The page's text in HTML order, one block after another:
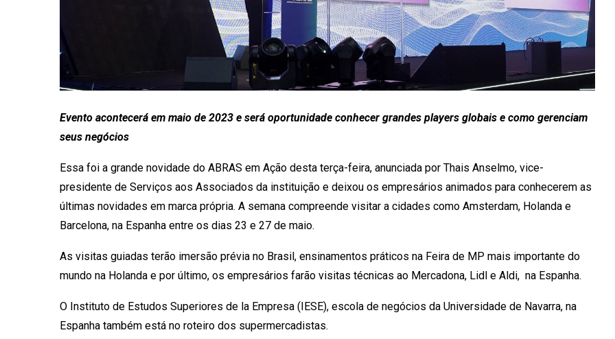
Evento acontecerá em maio de 2023 e será oportunidade conhecer grandes players globais e como gerenciam
seus negócios
Essa foi a grande novidade do ABRAS em Ação desta terça-feira, anunciada por Thais Anselmo, vice-
presidente de Serviços aos Associados da instituição e deixou os empresários animados para conhecerem as
últimas novidades em marca própria. A semana compreende visitar a cidades como Amsterdam, Holanda e
Barcelona, na Espanha entre os dias 23 e 27 de maio.
As visitas guiadas terão imersão prévia no Brasil, ensinamentos práticos na Feira de MP mais importante do
mundo na Holanda e por último, os empresários farão visitas técnicas ao Mercadona, Lidl e Aldi, na Espanha.
O Instituto de Estudos Superiores de la Empresa (IESE), escola de negócios da Universidade de Navarra, na
Espanha também está no roteiro dos supermercadistas.